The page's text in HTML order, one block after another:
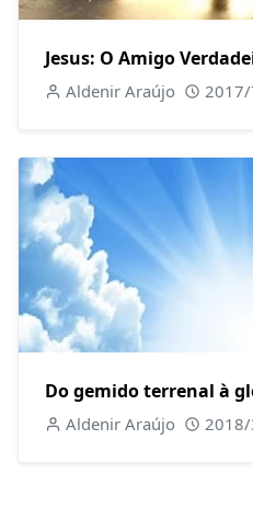
Jesus: O Amigo
Aldenir Araújo
Do gemido terrenal à
Aldenir Araújo